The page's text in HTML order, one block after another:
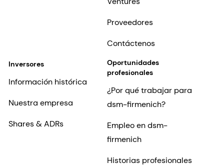
Proveedores
Contáctenos
Inversores
Información histórica
Nuestra empresa
Shares & ADRs
Oportunidades
profesionales
¿Por qué trabajar para
dsm-firmenich?
Empleo en dsm-
firmenich
Historias profesionales